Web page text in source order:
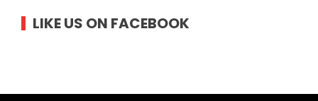
LIKE US ON FACEBOOK